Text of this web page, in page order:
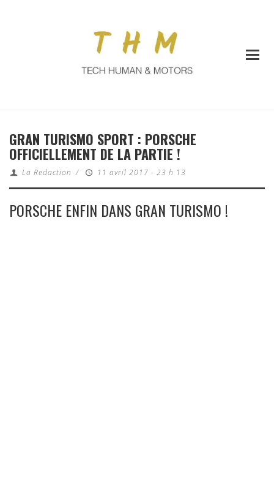
GRAN TURISMO SPORT : PORSCHE
OFFICIELLEMENT DE LA PARTIE !
La Redaction / 11 avril 2017 - 23 h 13
PORSCHE ENFIN DANS GRAN TURISMO !